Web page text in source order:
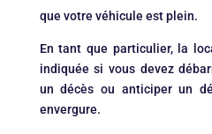
que votre véhicule est plein.
En tant que particulier, la
indiquée si vous devez
un décès ou anticiper un
envergure.